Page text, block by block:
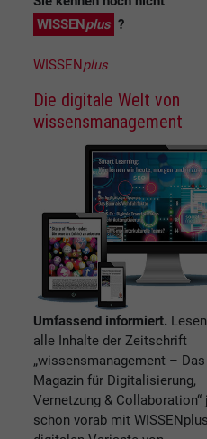
WISSENplus ?
WISSENplus
Die digitale Welt von
wissensmanagement
Umfassend informiert.
alle Inhalte der Zeitschrift
„wissensmanagement – Das
Magazin für Digitalisierung,
Vernetzung & Collaboration“
schon vorab mit